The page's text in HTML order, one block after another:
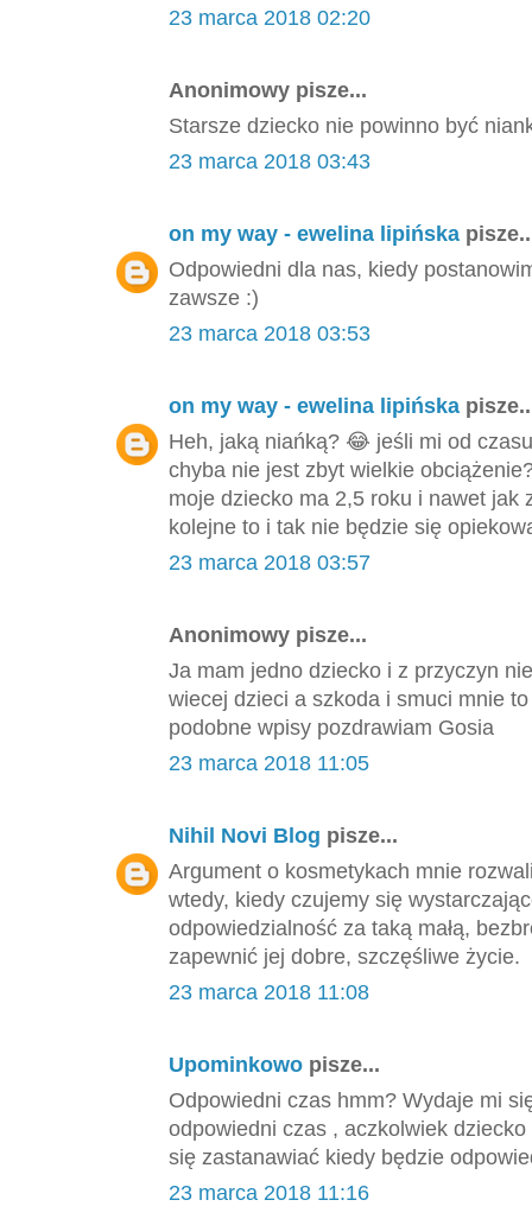
23 marca 2018 02:20
Anonimowy pisze...
Starsze dziecko nie powinno być
23 marca 2018 03:43
on my way - ewelina lipińska
Odpowiedni dla nas, kiedy
zawsze :)
23 marca 2018 03:53
on my way - ewelina lipińska
Heh, jaką niańką? 😂 jeśli mi od
chyba nie jest zbyt wielkie
moje dziecko ma 2,5 roku i nawet jak
kolejne to i tak nie będzie się
23 marca 2018 03:57
Anonimowy pisze...
Ja mam jedno dziecko i z przyczyn
wiecej dzieci a szkoda i smuci mnie
podobne wpisy pozdrawiam Gosia
23 marca 2018 11:05
Nihil Novi Blog pisze...
Argument o kosmetykach mnie
wtedy, kiedy czujemy się
odpowiedzialność za taką małą,
zapewnić jej dobre, szczęśliwe życie.
23 marca 2018 11:08
Upominkowo pisze...
Odpowiedni czas hmm? Wydaje mi
odpowiedni czas , aczkolwiek
się zastanawiać kiedy będzie
23 marca 2018 11:16